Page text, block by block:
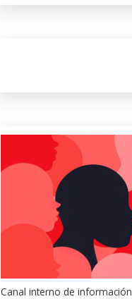
Canal interno de información